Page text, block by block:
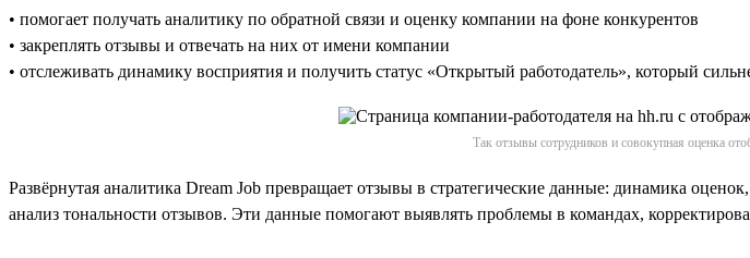
• помогает получать аналитику по обратной связи и оценку компании на фоне конкурентов
• закреплять отзывы и отвечать на них от имени компании
• отслеживать динамику восприятия и получить статус «Открытый работодатель», который
Так отзывы сотрудников и совокупная оценка
Развёрнутая аналитика Dream Job превращает отзывы в стратегические данные: динамика
анализ тональности отзывов. Эти данные помогают выявлять проблемы в командах,